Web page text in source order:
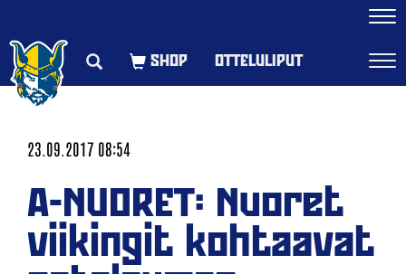
OTTELULIPUT
23.09.2017 08:54
A-NUORET: Nuoret
viikingit kohtaavat